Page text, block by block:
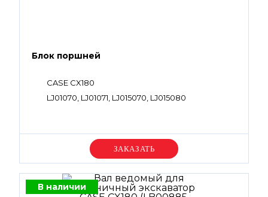
Блок поршней
CASE CX180
LJ01070, LJ01071, LJ015070, LJ015080
Уточняйте цену
В наличии